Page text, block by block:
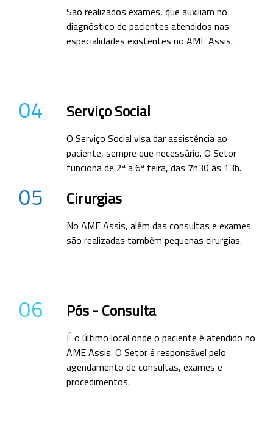
São realizados exames, que auxiliam no
diagnóstico de pacientes atendidos nas
especialidades existentes no AME Assis.
04 Serviço Social
O Serviço Social visa dar assistência ao
paciente, sempre que necessário. O Setor
funciona de 2ª a 6ª feira, das 7h30 às 13h.
05 Cirurgias
No AME Assis, além das consultas e exames
são realizadas também pequenas cirurgias.
06 Pós - Consulta
É o último local onde o paciente é atendido no
AME Assis. O Setor é responsável pelo
agendamento de consultas, exames e
procedimentos.